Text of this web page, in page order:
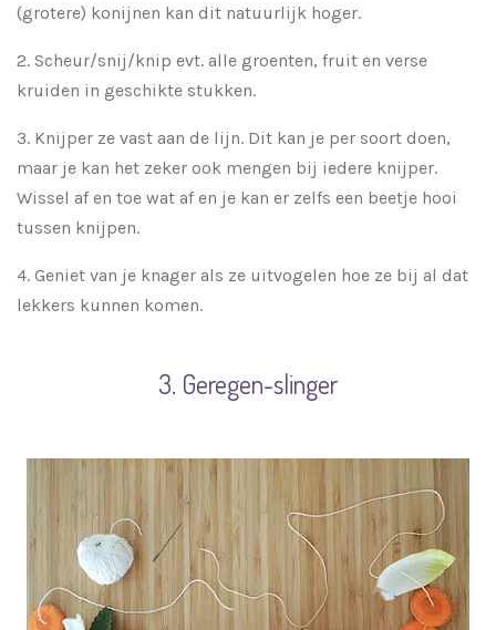
(grotere) konijnen kan dit natuurlijk hoger.
2. Scheur/snij/knip evt. alle groenten, fruit en verse
kruiden in geschikte stukken.
3. Knijper ze vast aan de lijn. Dit kan je per soort doen,
maar je kan het zeker ook mengen bij iedere knijper.
Wissel af en toe wat af en je kan er zelfs een beetje hooi
tussen knijpen.
4. Geniet van je knager als ze uitvogelen hoe ze bij al dat
lekkers kunnen komen.
3. Geregen-slinger